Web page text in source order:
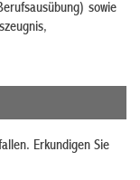
sowie
Erkundigen Sie